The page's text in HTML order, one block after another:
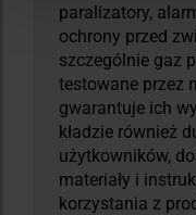
paralizatory,
ochrony przed
szczególnie gaz
testowane przez
gwarantuje ich
kładzie również
użytkowników,
materiały i
korzystania z